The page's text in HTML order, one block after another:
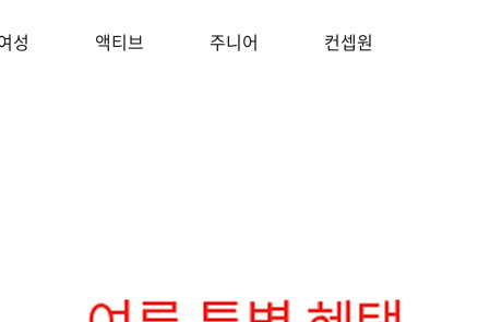
성 액티브 주니어 컨셉원